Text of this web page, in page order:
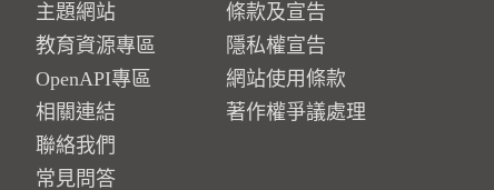
主題網站
教育資源專區
OpenAPI專區
相關連結
聯絡我們
常見問答
條款及宣告
隱私權宣告
網站使用條款
著作權爭議處理